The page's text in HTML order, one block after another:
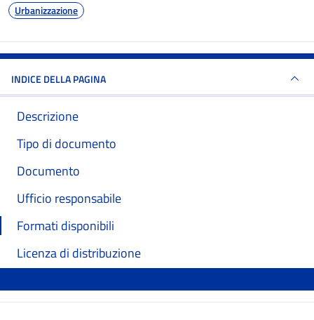
Urbanizzazione
INDICE DELLA PAGINA
Descrizione
Tipo di documento
Documento
Ufficio responsabile
Formati disponibili
Licenza di distribuzione